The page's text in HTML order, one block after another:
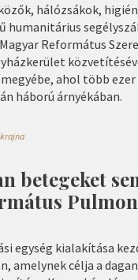
hálózsákok,
Református
ahol több ezer
háború árnyékában.
betegeket
egység kialakítása
amelynek célja a